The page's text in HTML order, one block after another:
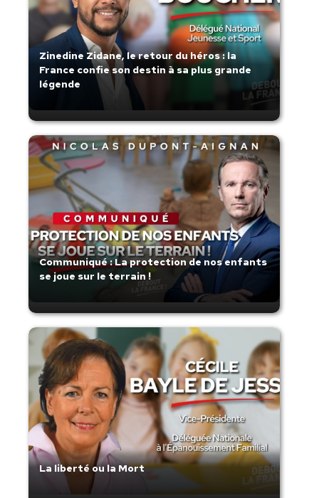
Zinedine Zidane, le retour du héros : la
France confie son destin à sa plus grande
légende
Communiqué : La protection de nos enfants
se joue sur le terrain !
La liberté ou la Mort